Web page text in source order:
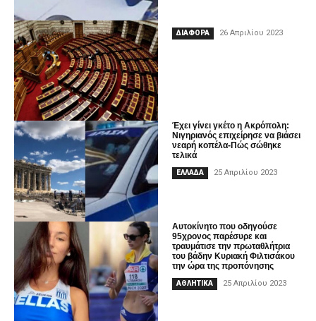
ΔΙΑΦΟΡΑ 26 Απριλίου 2023
Έχει γίνει γκέτο η Ακρόπολη:
Νιγηριανός επιχείρησε να βιάσει
νεαρή κοπέλα-Πώς σώθηκε
τελικά
ΕΛΛΑΔΑ 25 Απριλίου 2023
Αυτοκίνητο που οδηγούσε
95χρονος παρέσυρε και
τραυμάτισε την πρωταθλήτρια
του βάδην Κυριακή Φιλτισάκου
την ώρα της προπόνησης
ΑΘΛΗΤΙΚΑ 25 Απριλίου 2023